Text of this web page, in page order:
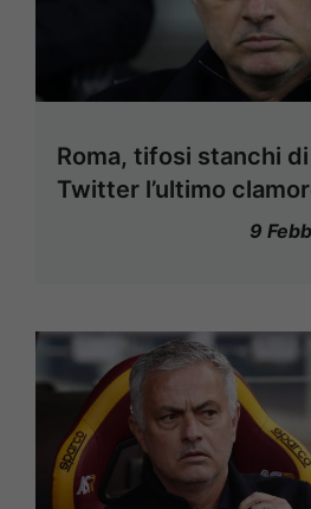
Roma, tifosi stanchi
Twitter l’ultimo
9